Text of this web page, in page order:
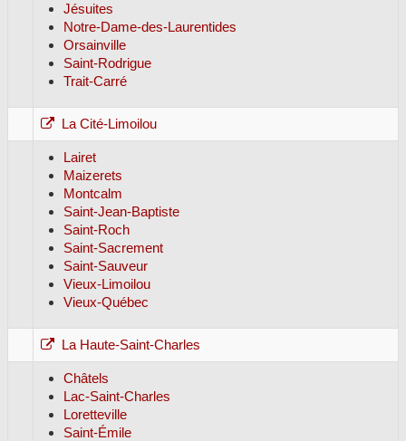
Jésuites
Notre-Dame-des-Laurentides
Orsainville
Saint-Rodrigue
Trait-Carré
La Cité-Limoilou
Lairet
Maizerets
Montcalm
Saint-Jean-Baptiste
Saint-Roch
Saint-Sacrement
Saint-Sauveur
Vieux-Limoilou
Vieux-Québec
La Haute-Saint-Charles
Châtels
Lac-Saint-Charles
Loretteville
Saint-Émile